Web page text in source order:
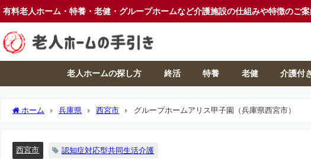
有料老人ホーム・特養・老健・グループホームなど介護施設の仕組みや特徴のご
老人ホームの探し方 終活 特養 老健 介護付
ホーム 兵庫県 西宮市 グループホームアリス甲子園（兵庫県西宮市）
西宮市 認知症対応型共同生活介護